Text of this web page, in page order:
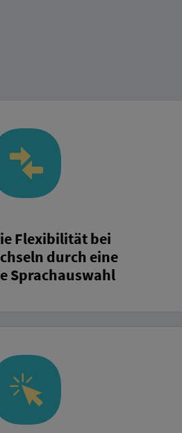
Flexibilität bei
durch eine
Sprachauswahl